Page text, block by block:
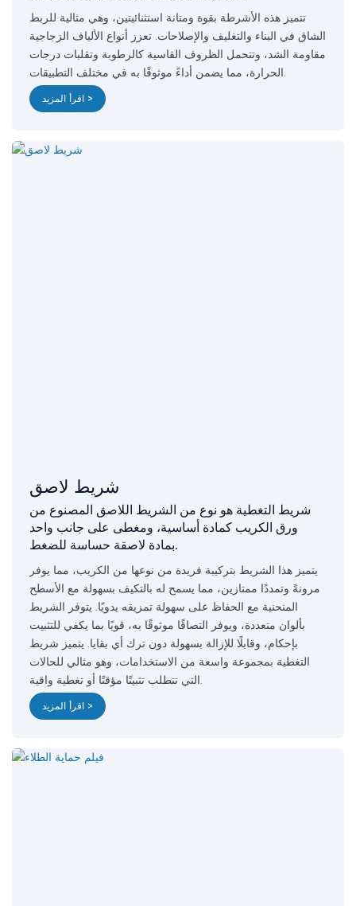
تتميز هذه الأشرطة بقوة ومتانة استثنائيتين، وهي مثالية للربط
الشاق في البناء والتغليف والإصلاحات. تعزز أنواع الألياف الزجاجية
مقاومة الشد، وتتحمل الظروف القاسية كالرطوبة وتقلبات درجات
الحرارة، مما يضمن أداءً موثوقًا به في مختلف التطبيقات.
اقرأ المزيد >
شريط لاصق
شريط التغطية هو نوع من الشريط اللاصق المصنوع من
ورق الكريب كمادة أساسية، ومغطى على جانب واحد
بمادة لاصقة حساسة للضغط.
يتميز هذا الشريط بتركيبة فريدة من نوعها من الكريب، مما يوفر
مرونةً وتمددًا ممتازين، مما يسمح له بالتكيف بسهولة مع الأسطح
المنحنية مع الحفاظ على سهولة تمزيقه يدويًا. يتوفر الشريط
بألوان متعددة، ويوفر التصاقًا موثوقًا به، قويًا بما يكفي للتثبيت
بإحكام، وقابلًا للإزالة بسهولة دون ترك أي بقايا. يتميز شريط
التغطية بمجموعة واسعة من الاستخدامات، وهو مثالي للحالات
التي تتطلب تثبيتًا مؤقتًا أو تغطية واقية.
اقرأ المزيد >